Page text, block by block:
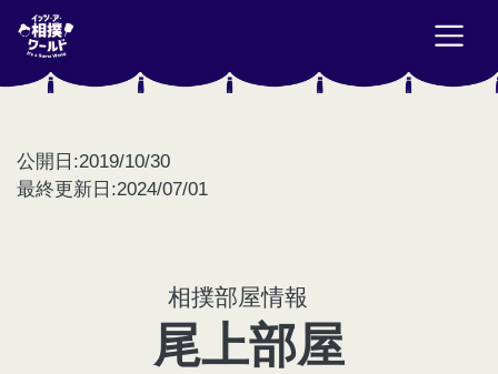
公開日:2019/10/30
最終更新日:2024/07/01
相撲部屋情報
尾上部屋